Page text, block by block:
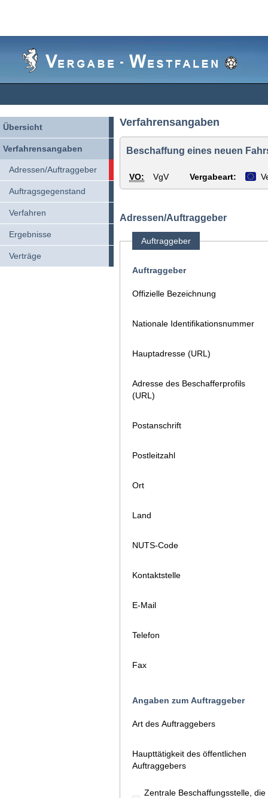
Übersicht
Verfahrensangaben
Adressen/Auftraggeber
Auftragsgegenstand
Verfahren
Ergebnisse
Verträge
Verfahrensangaben
Beschaffung eines neuen
VO: VgV Vergabeart:
Adressen/Auftraggeber
Auftraggeber
Auftraggeber
Offizielle Bezeichnung
Nationale Identifikationsnummer
Hauptadresse (URL)
Adresse des Beschafferprofils
(URL)
Postanschrift
Postleitzahl
Ort
Land
NUTS-Code
Kontaktstelle
E-Mail
Telefon
Fax
Angaben zum Auftraggeber
Art des Auftraggebers
Haupttätigkeit des öffentlichen
Auftraggebers
Zentrale Beschaffungsstelle,